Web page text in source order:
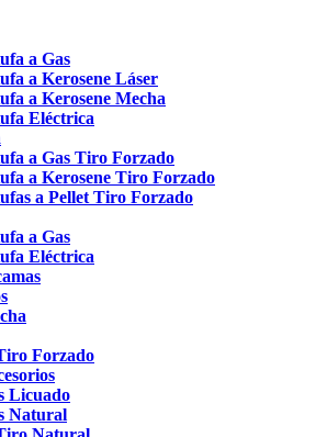
a Gas
a Kerosene Láser
a Kerosene Mecha
Eléctrica
a Gas Tiro Forzado
a Kerosene Tiro Forzado
a Pellet Tiro Forzado
a Gas
Eléctrica
Forzado
Licuado
Natural